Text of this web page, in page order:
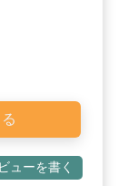
ューを書く